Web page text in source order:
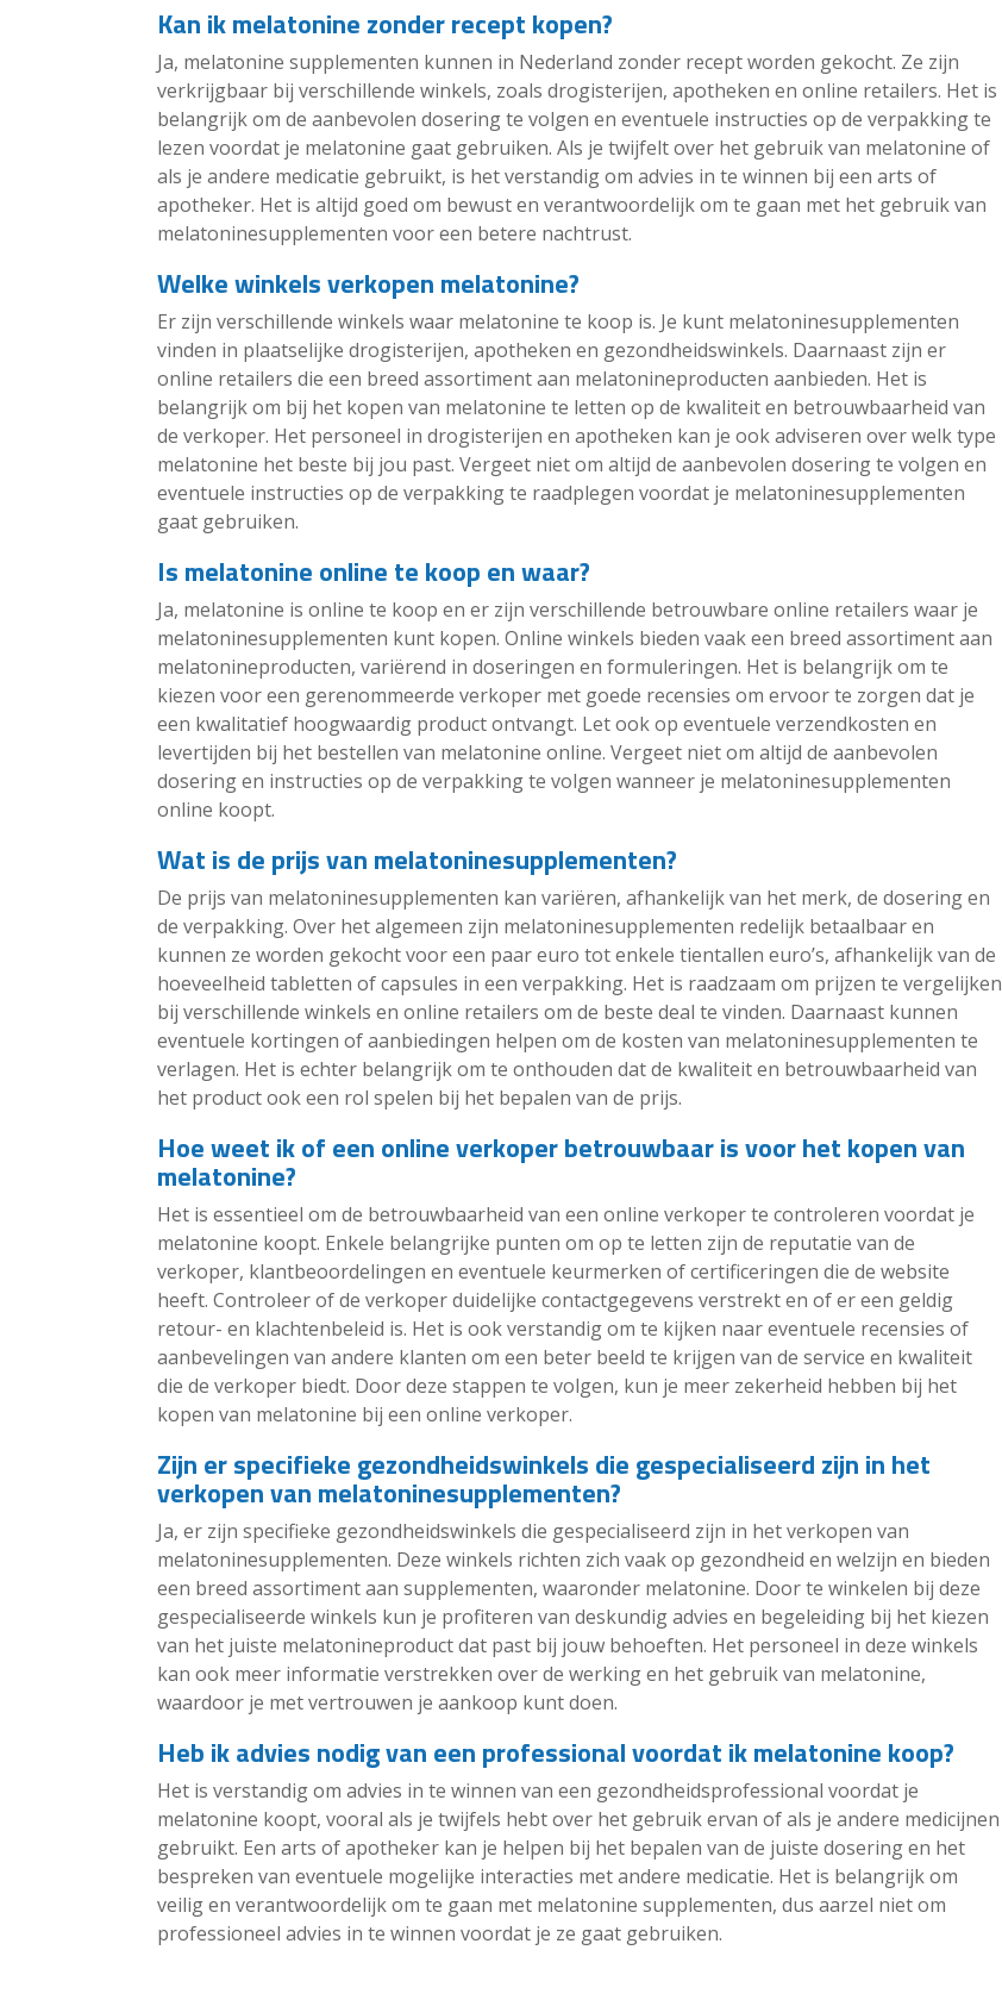
Kan ik melatonine zonder recept kopen?
Ja, melatonine supplementen kunnen in Nederland zonder recept worden gekocht. Ze zijn
verkrijgbaar bij verschillende winkels, zoals drogisterijen, apotheken en online retailers. Het is
belangrijk om de aanbevolen dosering te volgen en eventuele instructies op de verpakking te
lezen voordat je melatonine gaat gebruiken. Als je twijfelt over het gebruik van melatonine of
als je andere medicatie gebruikt, is het verstandig om advies in te winnen bij een arts of
apotheker. Het is altijd goed om bewust en verantwoordelijk om te gaan met het gebruik van
melatoninesupplementen voor een betere nachtrust.
Welke winkels verkopen melatonine?
Er zijn verschillende winkels waar melatonine te koop is. Je kunt melatoninesupplementen
vinden in plaatselijke drogisterijen, apotheken en gezondheidswinkels. Daarnaast zijn er
online retailers die een breed assortiment aan melatonineproducten aanbieden. Het is
belangrijk om bij het kopen van melatonine te letten op de kwaliteit en betrouwbaarheid van
de verkoper. Het personeel in drogisterijen en apotheken kan je ook adviseren over welk type
melatonine het beste bij jou past. Vergeet niet om altijd de aanbevolen dosering te volgen en
eventuele instructies op de verpakking te raadplegen voordat je melatoninesupplementen
gaat gebruiken.
Is melatonine online te koop en waar?
Ja, melatonine is online te koop en er zijn verschillende betrouwbare online retailers waar je
melatoninesupplementen kunt kopen. Online winkels bieden vaak een breed assortiment aan
melatonineproducten, variërend in doseringen en formuleringen. Het is belangrijk om te
kiezen voor een gerenommeerde verkoper met goede recensies om ervoor te zorgen dat je
een kwalitatief hoogwaardig product ontvangt. Let ook op eventuele verzendkosten en
levertijden bij het bestellen van melatonine online. Vergeet niet om altijd de aanbevolen
dosering en instructies op de verpakking te volgen wanneer je melatoninesupplementen
online koopt.
Wat is de prijs van melatoninesupplementen?
De prijs van melatoninesupplementen kan variëren, afhankelijk van het merk, de dosering en
de verpakking. Over het algemeen zijn melatoninesupplementen redelijk betaalbaar en
kunnen ze worden gekocht voor een paar euro tot enkele tientallen euro’s, afhankelijk van de
hoeveelheid tabletten of capsules in een verpakking. Het is raadzaam om prijzen te vergelijken
bij verschillende winkels en online retailers om de beste deal te vinden. Daarnaast kunnen
eventuele kortingen of aanbiedingen helpen om de kosten van melatoninesupplementen te
verlagen. Het is echter belangrijk om te onthouden dat de kwaliteit en betrouwbaarheid van
het product ook een rol spelen bij het bepalen van de prijs.
Hoe weet ik of een online verkoper betrouwbaar is voor het kopen van
melatonine?
Het is essentieel om de betrouwbaarheid van een online verkoper te controleren voordat je
melatonine koopt. Enkele belangrijke punten om op te letten zijn de reputatie van de
verkoper, klantbeoordelingen en eventuele keurmerken of certificeringen die de website
heeft. Controleer of de verkoper duidelijke contactgegevens verstrekt en of er een geldig
retour- en klachtenbeleid is. Het is ook verstandig om te kijken naar eventuele recensies of
aanbevelingen van andere klanten om een beter beeld te krijgen van de service en kwaliteit
die de verkoper biedt. Door deze stappen te volgen, kun je meer zekerheid hebben bij het
kopen van melatonine bij een online verkoper.
Zijn er specifieke gezondheidswinkels die gespecialiseerd zijn in het
verkopen van melatoninesupplementen?
Ja, er zijn specifieke gezondheidswinkels die gespecialiseerd zijn in het verkopen van
melatoninesupplementen. Deze winkels richten zich vaak op gezondheid en welzijn en bieden
een breed assortiment aan supplementen, waaronder melatonine. Door te winkelen bij deze
gespecialiseerde winkels kun je profiteren van deskundig advies en begeleiding bij het kiezen
van het juiste melatonineproduct dat past bij jouw behoeften. Het personeel in deze winkels
kan ook meer informatie verstrekken over de werking en het gebruik van melatonine,
waardoor je met vertrouwen je aankoop kunt doen.
Heb ik advies nodig van een professional voordat ik melatonine koop?
Het is verstandig om advies in te winnen van een gezondheidsprofessional voordat je
melatonine koopt, vooral als je twijfels hebt over het gebruik ervan of als je andere medicijnen
gebruikt. Een arts of apotheker kan je helpen bij het bepalen van de juiste dosering en het
bespreken van eventuele mogelijke interacties met andere medicatie. Het is belangrijk om
veilig en verantwoordelijk om te gaan met melatonine supplementen, dus aarzel niet om
professioneel advies in te winnen voordat je ze gaat gebruiken.